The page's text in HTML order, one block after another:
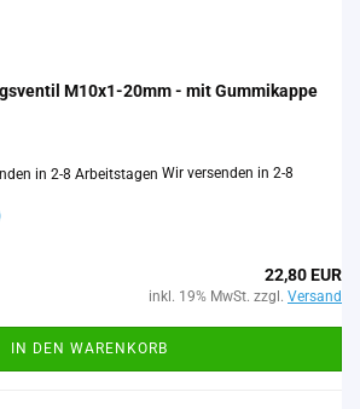
M10x1-​​20mm - mit Gum­mi­kap­pe
Wir versenden in 2-8
22,80 EUR
inkl. 19% MwSt. zzgl. Versand
IN DEN WARENKORB